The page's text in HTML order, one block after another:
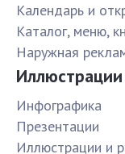
Календарь и
Каталог, меню,
Наружная
Инфографика
Презентации
Иллюстрации и